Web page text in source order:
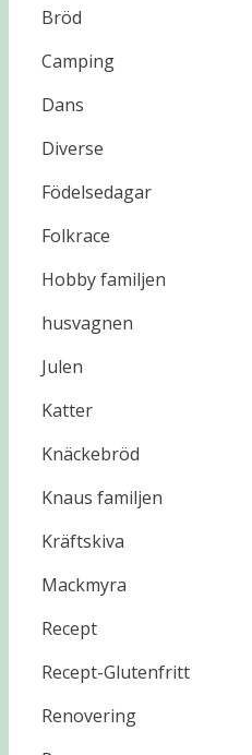
Bröd
Camping
Dans
Diverse
Födelsedagar
Folkrace
Hobby familjen
husvagnen
Julen
Katter
Knäckebröd
Knaus familjen
Kräftskiva
Mackmyra
Recept
Recept-Glutenfritt
Renovering